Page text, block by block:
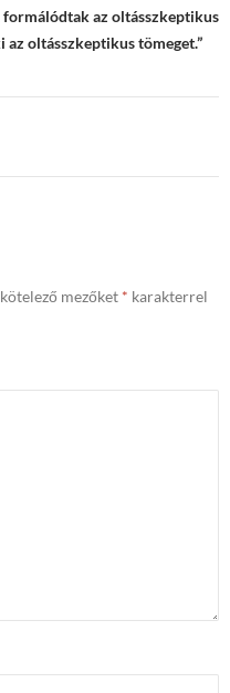
az oltásszkeptikus
oltásszkeptikus tömeget.”
mezőket * karakterrel